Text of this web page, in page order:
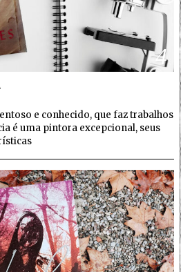
4
e conhecido, que faz trabalhos
é uma pintora excepcional, seus